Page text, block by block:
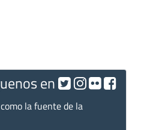
en
como la fuente de la